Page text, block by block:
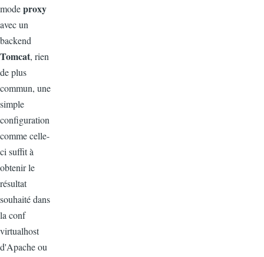
modeproxy
avec un
backend
Tomcat, rien
de plus
commun, une
simple
configuration
comme celle-
ci suffit à
obtenir le
résultat
souhaité dans
la conf
virtualhost
d'Apache ou